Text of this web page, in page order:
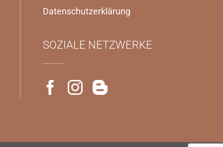
Datenschutzerklärung
SOZIALE NETZWERKE